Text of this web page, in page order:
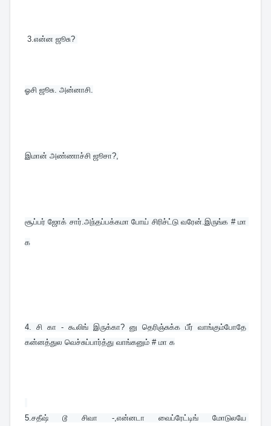
3.என்ன ஜூசு?
ஓசி ஜூசு. அன்னாசி.
இமான் அண்ணாச்சி ஜூசா?,
சூப்பர் ஜோக் சார்.அந்தப்பக்கமா போய் சிரிச்ட்டு வரேன்.இருங்க # மா
க
4. சி கா - கூலிங் இருக்கா? னு தெரிஞ்சுக்க பீர் வாங்கும்போதே
கன்னத்துல வெச்சுப்பார்த்து வாங்கனும் # மா க
5.சதீஷ் டூ சிவா -,என்னடா வைப்ரேட்டிங் மோடுலயே